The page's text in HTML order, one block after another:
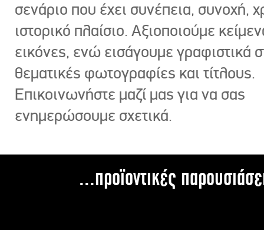
σενάριο που έχει συνέπεια, συνοχή,
ιστορικό πλαίσιο. Αξιοποιούμε
εικόνες, ενώ εισάγουμε γραφιστικά
θεματικές φωτογραφίες και τίτλους.
Επικοινωνήστε μαζί μας για να σας
ενημερώσουμε σχετικά.
...προϊοντικές